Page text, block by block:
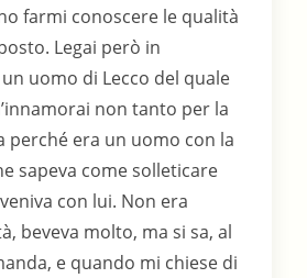
farmi conoscere le qualità
Legai però in
uomo di Lecco del quale
non tanto per la
perché era un uomo con la
sapeva come solleticare
con lui. Non era
beveva molto, ma si sa, al
e quando mi chiese di